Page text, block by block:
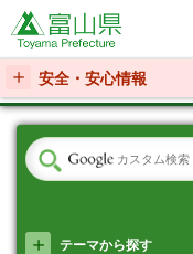
富山県
安全・安心情報
テーマから探す